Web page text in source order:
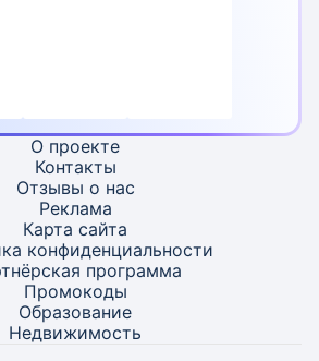
О проекте
Контакты
Отзывы о нас
Реклама
Карта сайта
конфиденциальности
программа
Промокоды
Образование
Недвижимость